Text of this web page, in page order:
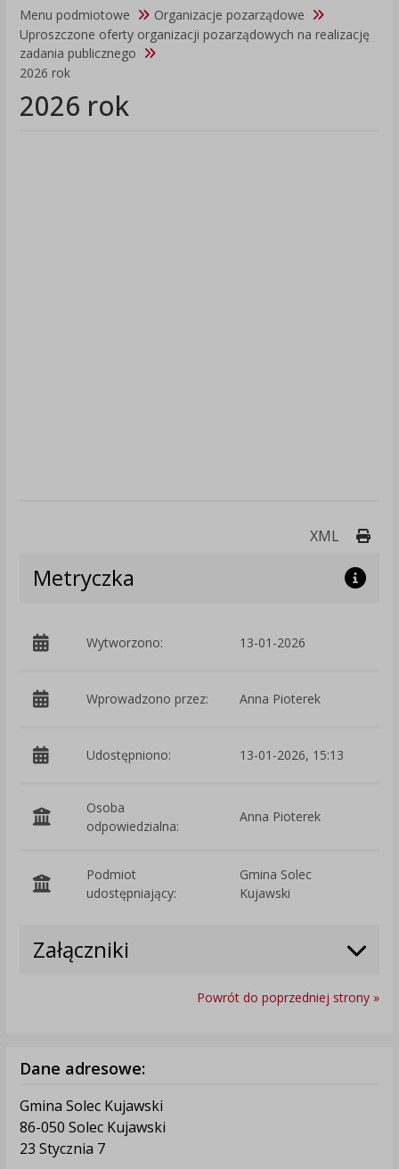
Menu podmiotowe
Organizacje pozarządowe
Uproszczone oferty organizacji pozarządowych na realizację
zadania publicznego
2026 rok
2026 rok
XML
Metryczka
Wytworzono: 13-01-2026
Wprowadzono przez: Anna Pioterek
Udostępniono: 13-01-2026, 15:13
Osoba
odpowiedzialna:
Anna Pioterek
Podmiot
udostępniający:
Gmina Solec
Kujawski
Załączniki
Powrót do poprzedniej strony »
Dane adresowe:
Gmina Solec Kujawski
86-050 Solec Kujawski
23 Stycznia 7